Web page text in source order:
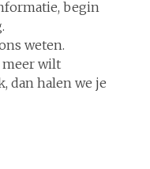
begin
weten.
meer wilt
dan halen we je